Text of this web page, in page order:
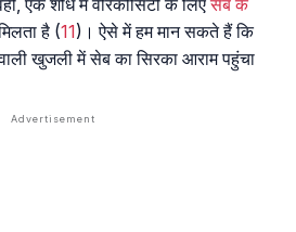
एक शोध में वैरिकोसिटी के लिएसेब के
है (11)। ऐसे में हम मान सकते हैं कि
खुजली में सेब का सिरका आराम पहुंचा